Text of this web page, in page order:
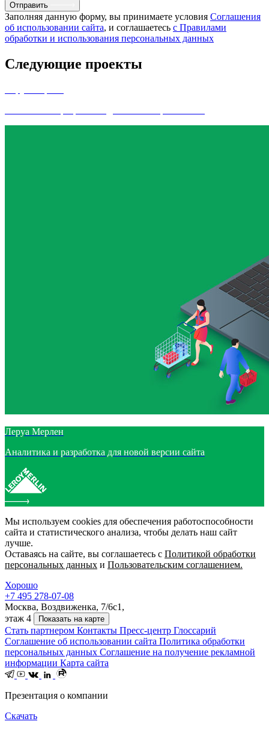
Отправить
Заполняя данную форму, вы принимаете условия Соглашения
об использовании сайта, и соглашаетесь с Правилами
обработки и использования персональных данных
Следующие проекты
Леруа Мерлен
Аналитика и разработка для новой версии сайта
Мы используем cookies для обеспечения работоспособности
сайта и статистического анализа, чтобы делать наш сайт
лучше.
Оставаясь на сайте, вы соглашаетесь с Политикой обработки
персональных данных и Пользовательским соглашением.
Хорошо
+7 495 278-07-08
Москва, Воздвиженка, 7/6с1,
этаж 4
Показать на карте
Стать партнером Контакты Пресс-центр Глоссарий
Соглашение об использовании сайта Политика обработки
персональных данных Соглашение на получение рекламной
информации Карта сайта
Презентация о компании
Скачать